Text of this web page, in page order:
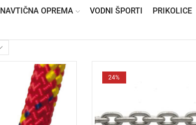
NAVTIČNA OPREMA VODNI ŠPORTI PRIKOLICE
24%